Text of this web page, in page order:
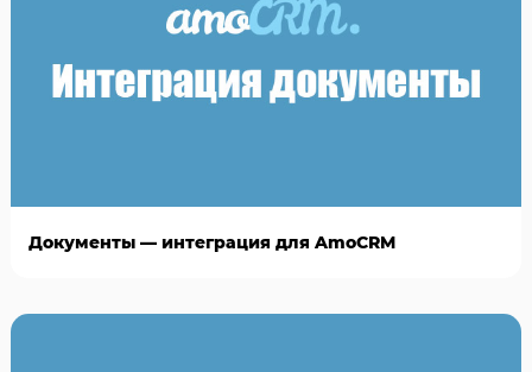
Документы — интеграция для AmoCRM